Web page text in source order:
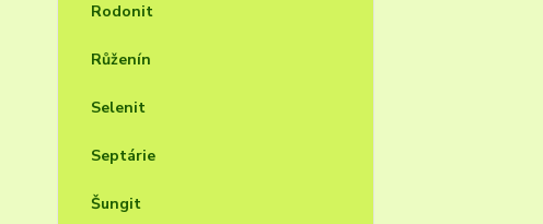
Rodonit
Růženín
Selenit
Septárie
Šungit